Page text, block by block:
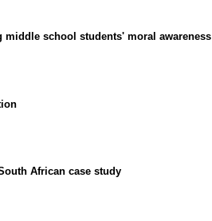
school students' moral awareness
African case study